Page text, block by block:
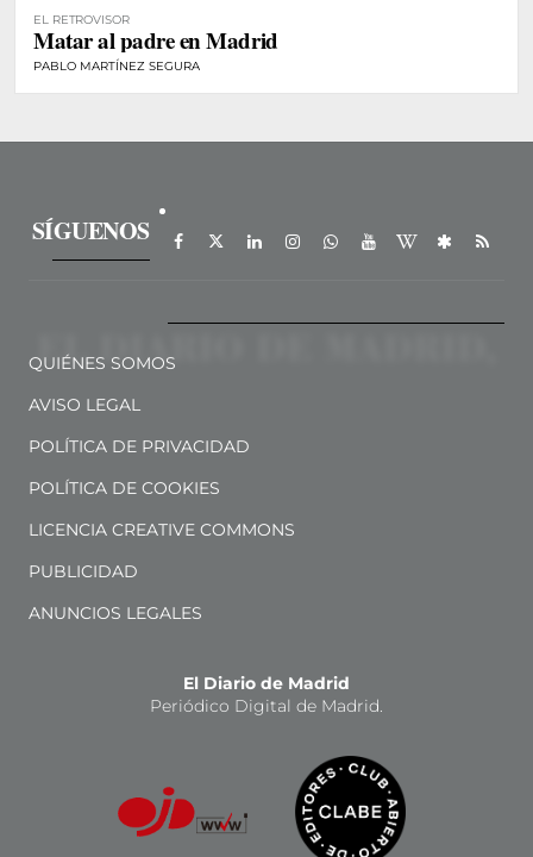
EL RETROVISOR
Matar al padre en Madrid
PABLO MARTÍNEZ SEGURA
SÍGUENOS
QUIÉNES SOMOS
AVISO LEGAL
POLÍTICA DE PRIVACIDAD
POLÍTICA DE COOKIES
LICENCIA CREATIVE COMMONS
PUBLICIDAD
ANUNCIOS LEGALES
El Diario de Madrid
Periódico Digital de Madrid.